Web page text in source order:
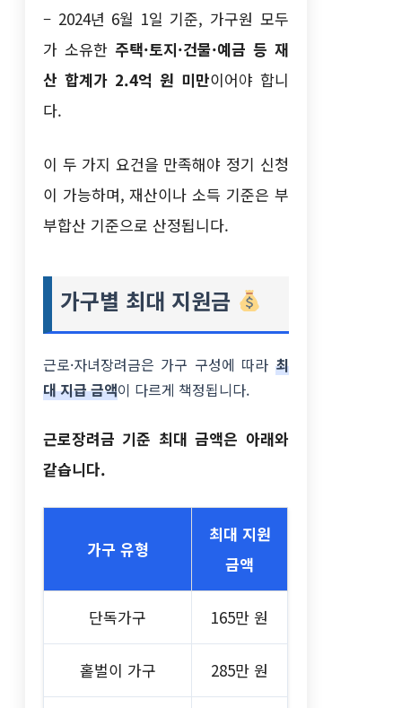
– 2024년 6월 1일 기준, 가구원 모두
가 소유한 주택·토지·건물·예금 등 재
산 합계가 2.4억 원 미만이어야 합니
다.
이 두 가지 요건을 만족해야 정기 신청
이 가능하며, 재산이나 소득 기준은 부
부합산 기준으로 산정됩니다.
가구별 최대 지원금
근로·자녀장려금은 가구 구성에 따라 최
대 지급 금액이 다르게 책정됩니다.
근로장려금 기준 최대 금액은 아래와
같습니다.
가구 유형
최대 지원
금액
단독가구 165만 원
홑벌이 가구 285만 원